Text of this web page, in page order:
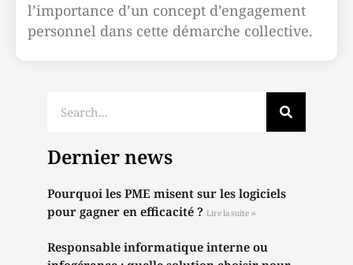
l’importance d’un concept d’engagement
personnel dans cette démarche collective.
Dernier news
Pourquoi les PME misent sur les logiciels
pour gagner en efficacité ? Lire la suite »
Responsable informatique interne ou